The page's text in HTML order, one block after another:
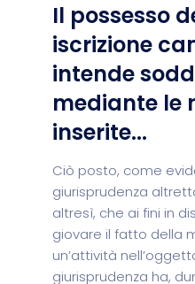
Il possesso
iscrizione
intende
mediante le
inserite...
Ciò posto, come
giurisprudenza
altresì, che ai fini in
giovare il fatto della
un’attività
giurisprudenza ha,